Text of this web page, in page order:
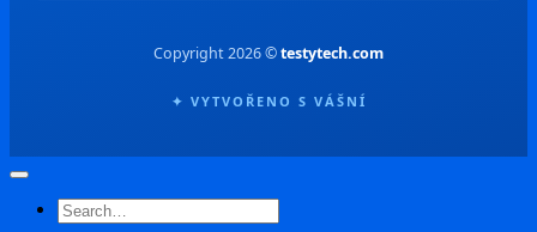
Copyright 2026 ©testytech.com
✦ VYTVOŘENO S VÁŠNÍ